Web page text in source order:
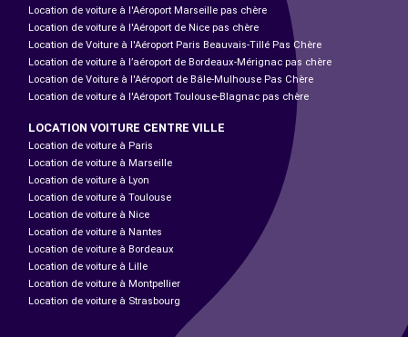
Location de voiture à l'Aéroport Marseille pas chère
Location de voiture à l'Aéroport de Nice pas chère
Location de Voiture à l'Aéroport Paris Beauvais-Tillé Pas Chère
Location de voiture à l’aéroport de Bordeaux-Mérignac pas chère
Location de Voiture à l'Aéroport de Bâle-Mulhouse Pas Chère
Location de voiture à l'Aéroport Toulouse-Blagnac pas chère
LOCATION VOITURE CENTRE VILLE
Location de voiture à Paris
Location de voiture à Marseille
Location de voiture à Lyon
Location de voiture à Toulouse
Location de voiture à Nice
Location de voiture à Nantes
Location de voiture à Bordeaux
Location de voiture à Lille
Location de voiture à Montpellier
Location de voiture à Strasbourg